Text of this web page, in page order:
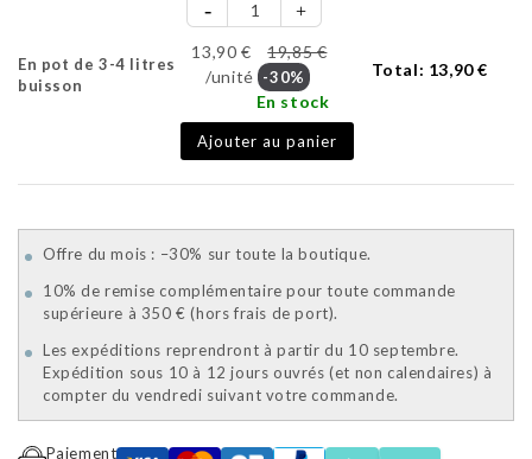
En pot de 3-4 litres
buisson
13,90 €
19,85 €
/unité -30%
En stock
Ajouter au panier
Total: 13,90 €
Offre du mois : –30% sur toute la boutique.
10% de remise complémentaire pour toute commande
supérieure à 350 € (hors frais de port).
Les expéditions reprendront à partir du 10 septembre.
Expédition sous 10 à 12 jours ouvrés (et non calendaires) à
compter du vendredi suivant votre commande.
Paiement